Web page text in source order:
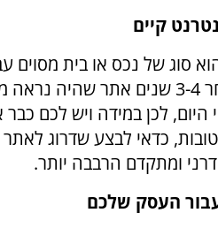
קיים
סוג של נכס או בית מסוים
באינטרנט, לאחר 3-4 שנים אתר שהיה
היום, לכן במידה ויש לכם
כדאי לבצע שדרוג
ומתקדם הרבבה יותר.
העסק שלכם